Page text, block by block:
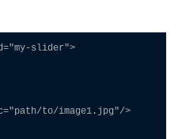
slider">
to/image1.jpg"/>